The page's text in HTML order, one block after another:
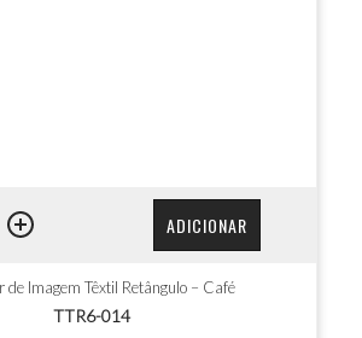
ADICIONAR
de Imagem Têxtil Retângulo – Café
TTR6-014